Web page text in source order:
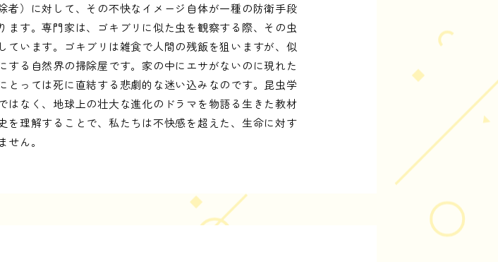
者）に対して、その不快なイメージ自体が一種の防衛手段
ます。専門家は、ゴキブリに似た虫を観察する際、その虫
います。ゴキブリは雑食で人間の残飯を狙いますが、似
る自然界の掃除屋です。家の中にエサがないのに現れた
っては死に直結する悲劇的な迷い込みなのです。昆虫学
はなく、地球上の壮大な進化のドラマを物語る生きた教材
を理解することで、私たちは不快感を超えた、生命に対す
ん。